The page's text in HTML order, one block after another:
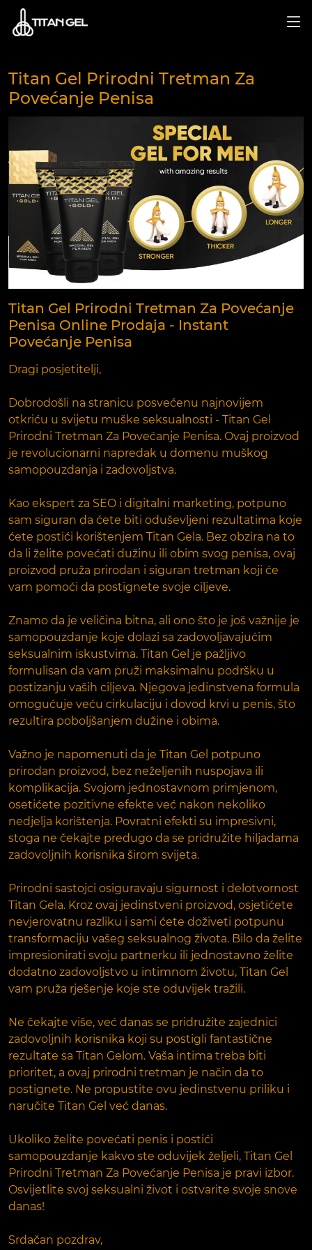
Titan Gel Prirodni Tretman Za
Povećanje Penisa
Titan Gel Prirodni Tretman Za Povećanje
Penisa Online Prodaja - Instant
Povećanje Penisa
Dragi posjetitelji,
Dobrodošli na stranicu posvećenu najnovijem
otkriću u svijetu muške seksualnosti - Titan Gel
Prirodni Tretman Za Povećanje Penisa. Ovaj proizvod
je revolucionarni napredak u domenu muškog
samopouzdanja i zadovoljstva.
Kao ekspert za SEO i digitalni marketing, potpuno
sam siguran da ćete biti oduševljeni rezultatima koje
ćete postići korištenjem Titan Gela. Bez obzira na to
da li želite povećati dužinu ili obim svog penisa, ovaj
proizvod pruža prirodan i siguran tretman koji će
vam pomoći da postignete svoje ciljeve.
Znamo da je veličina bitna, ali ono što je još važnije je
samopouzdanje koje dolazi sa zadovoljavajućim
seksualnim iskustvima. Titan Gel je pažljivo
formulisan da vam pruži maksimalnu podršku u
postizanju vaših ciljeva. Njegova jedinstvena formula
omogućuje veću cirkulaciju i dovod krvi u penis, što
rezultira poboljšanjem dužine i obima.
Važno je napomenuti da je Titan Gel potpuno
prirodan proizvod, bez neželjenih nuspojava ili
komplikacija. Svojom jednostavnom primjenom,
osetićete pozitivne efekte već nakon nekoliko
nedjelja korištenja. Povratni efekti su impresivni,
stoga ne čekajte predugo da se pridružite hiljadama
zadovoljnih korisnika širom svijeta.
Prirodni sastojci osiguravaju sigurnost i delotvornost
Titan Gela. Kroz ovaj jedinstveni proizvod, osjetićete
nevjerovatnu razliku i sami ćete doživeti potpunu
transformaciju vašeg seksualnog života. Bilo da želite
impresionirati svoju partnerku ili jednostavno želite
dodatno zadovoljstvo u intimnom životu, Titan Gel
vam pruža rješenje koje ste oduvijek tražili.
Ne čekajte više, već danas se pridružite zajednici
zadovoljnih korisnika koji su postigli fantastične
rezultate sa Titan Gelom. Vaša intima treba biti
prioritet, a ovaj prirodni tretman je način da to
postignete. Ne propustite ovu jedinstvenu priliku i
naručite Titan Gel već danas.
Ukoliko želite povećati penis i postići
samopouzdanje kakvo ste oduvijek željeli, Titan Gel
Prirodni Tretman Za Povećanje Penisa je pravi izbor.
Osvijetlite svoj seksualni život i ostvarite svoje snove
danas!
Srdačan pozdrav,